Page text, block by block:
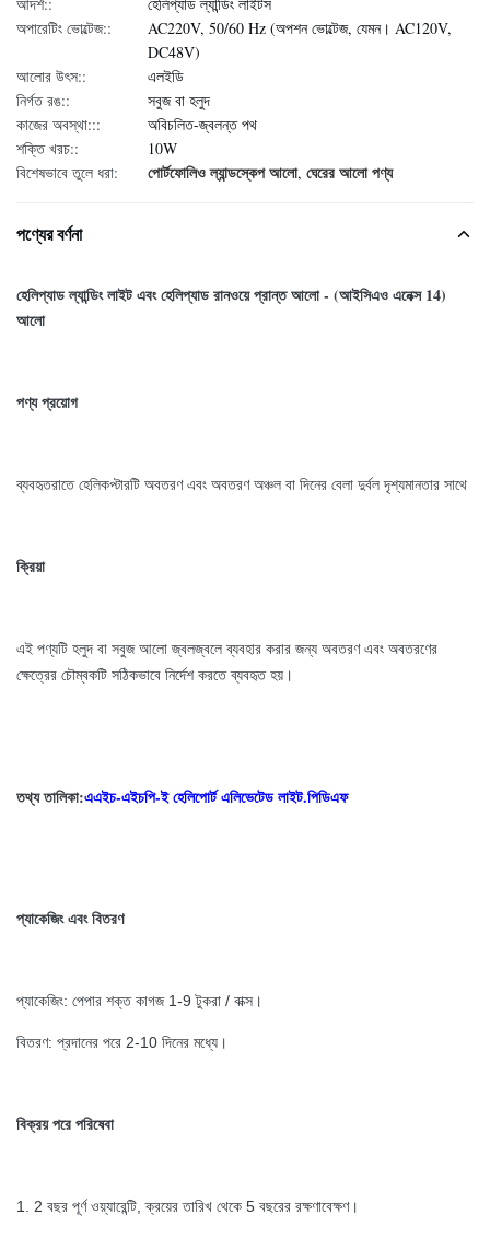
অপারেটিং ভোল্টেজ::
AC220V, 50/60 Hz (অপশন ভোল্টেজ, যেমন। AC120V,
DC48V)
আলোর উৎস::
এলইডি
নির্গত রঙ::
সবুজ বা হলুদ
কাজের অবস্থা:::
অবিচলিত-জ্বলন্ত পথ
শক্তি খরচ::
10W
বিশেষভাবে তুলে ধরা:
পোর্টফোলিও ল্যান্ডস্কেপ আলো, ঘেরের আলো পণ্য
পণ্যের বর্ণনা
হেলিপ্যাড ল্যান্ডিং লাইট এবং হেলিপ্যাড রানওয়ে প্রান্ত আলো - (আইসিএও এনেক্স 14)
আলো
পণ্য প্রয়োগ
ব্যবহৃতরাতে হেলিকপ্টারটি অবতরণ এবং অবতরণ অঞ্চল বা দিনের বেলা দুর্বল দৃশ্যমানতার সাথে
ক্রিয়া
এই পণ্যটি হলুদ বা সবুজ আলো জ্বলজ্বলে ব্যবহার করার জন্য অবতরণ এবং অবতরণের
ক্ষেত্রের চৌম্বকটি সঠিকভাবে নির্দেশ করতে ব্যবহৃত হয়।
তথ্য তালিকা:এএইচ-এইচপি-ই হেলিপোর্ট এলিভেটেড লাইট.পিডিএফ
প্যাকেজিং এবং বিতরণ
প্যাকেজিং: পেপার শক্ত কাগজ 1-9 টুকরা / বাক্স।
বিতরণ: প্রদানের পরে 2-10 দিনের মধ্যে।
বিক্রয় পরে পরিষেবা
1. 2 বছর পূর্ণ ওয়্যারেন্টি, ক্রয়ের তারিখ থেকে 5 বছরের রক্ষণাবেক্ষণ।